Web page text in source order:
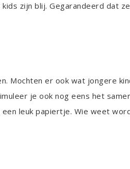
zijn blij. Gegarandeerd dat
Mochten er ook wat jongere
je ook nog eens het
leuk papiertje. Wie weet